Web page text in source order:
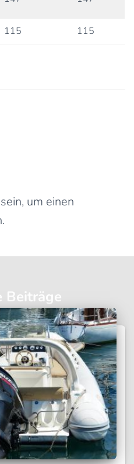
115
115
sein, um einen
Beiträge